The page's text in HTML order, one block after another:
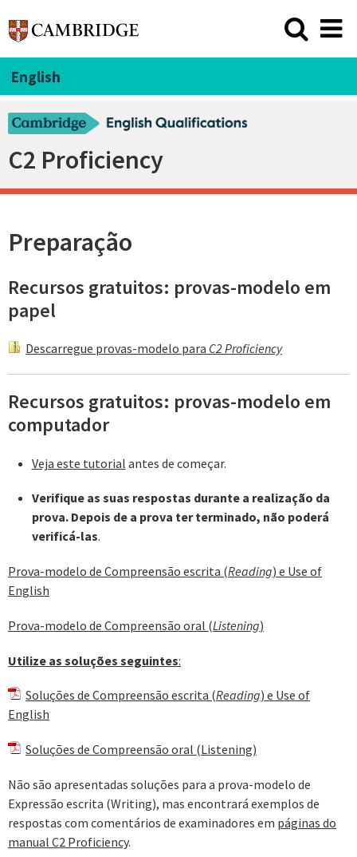
English
C2 Proficiency
Preparação
Recursos gratuitos: provas-modelo em
papel
Descarregue provas-modelo para C2 Proficiency
Recursos gratuitos: provas-modelo em
computador
Veja este tutorial antes de começar.
Verifique as suas respostas durante a realização da
prova. Depois de a prova ter terminado, não poderá
verificá-las.
Prova-modelo de Compreensão escrita (Reading) e Use of
English
Prova-modelo de Compreensão oral (Listening)
Utilize as soluções seguintes:
Soluções de Compreensão escrita (Reading) e Use of
English
Soluções de Compreensão oral (Listening)
Não são apresentadas soluções para a prova-modelo de
Expressão escrita (Writing), mas encontrará exemplos de
respostas com comentários de examinadores em páginas do
manual C2 Proficiency.